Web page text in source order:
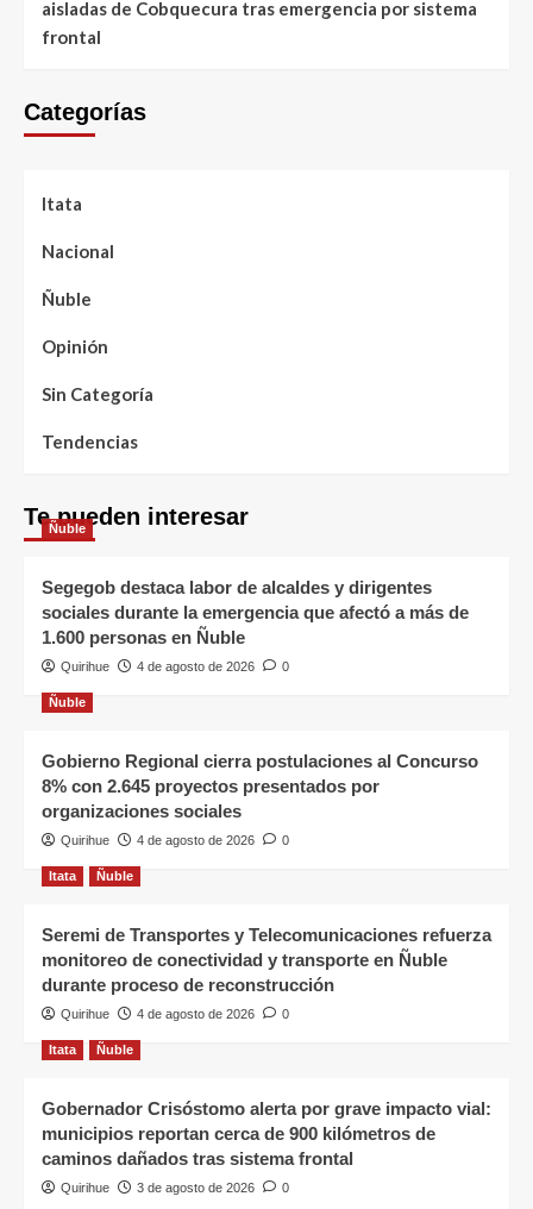
aisladas de Cobquecura tras emergencia por sistema
frontal
Categorías
Itata
Nacional
Ñuble
Opinión
Sin Categoría
Tendencias
Te pueden interesar
Ñuble
Segegob destaca labor de alcaldes y dirigentes
sociales durante la emergencia que afectó a más de
1.600 personas en Ñuble
Quirihue 4 de agosto de 2026 0
Ñuble
Gobierno Regional cierra postulaciones al Concurso
8% con 2.645 proyectos presentados por
organizaciones sociales
Quirihue 4 de agosto de 2026 0
Itata Ñuble
Seremi de Transportes y Telecomunicaciones refuerza
monitoreo de conectividad y transporte en Ñuble
durante proceso de reconstrucción
Quirihue 4 de agosto de 2026 0
Itata Ñuble
Gobernador Crisóstomo alerta por grave impacto vial:
municipios reportan cerca de 900 kilómetros de
caminos dañados tras sistema frontal
Quirihue 3 de agosto de 2026 0